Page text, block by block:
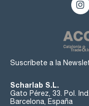
Suscríbete a la
Scharlab S.L.
Gato Pérez, 33. Pol.
Barcelona, España